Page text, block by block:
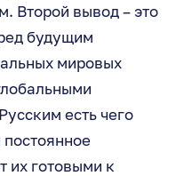
Второй вывод – это
будущим
мировых
есть чего
их готовыми к